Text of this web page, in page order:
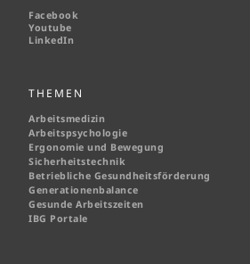
Facebook
Youtube
LinkedIn
THEMEN
Arbeitsmedizin
Arbeitspsychologie
Ergonomie und Bewegung
Sicherheitstechnik
Betriebliche Gesundheitsförderung
Generationenbalance
Gesunde Arbeitszeiten
IBG Portale